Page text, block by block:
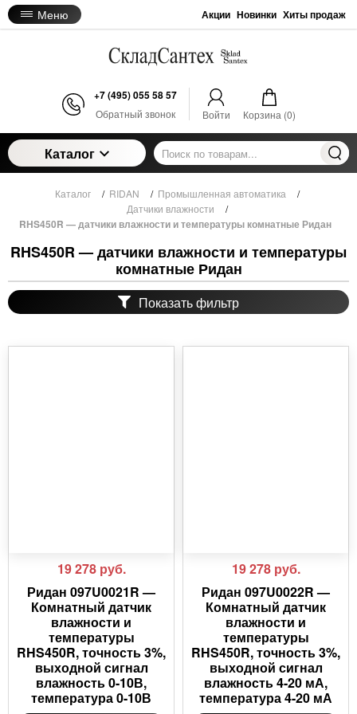
Меню Акции Новинки Хиты продаж
+7 (495) 055 58 57
Обратный звонок Войти Корзина (0)
Каталог
Каталог / RIDAN / Промышленная автоматика
/
Датчики влажности
/
RHS450R — датчики влажности и температуры комнатные Ридан
RHS450R — датчики влажности и температуры
комнатные Ридан
Показать фильтр
19 278 руб.
Ридан 097U0021R —
Комнатный датчик
влажности и
температуры
RHS450R, точность 3%,
выходной сигнал
влажность 0-10В,
температура 0-10В
19 278 руб.
Ридан 097U0022R —
Комнатный датчик
влажности и
температуры
RHS450R, точность 3%,
выходной сигнал
влажность 4-20 мА,
температура 4-20 мА